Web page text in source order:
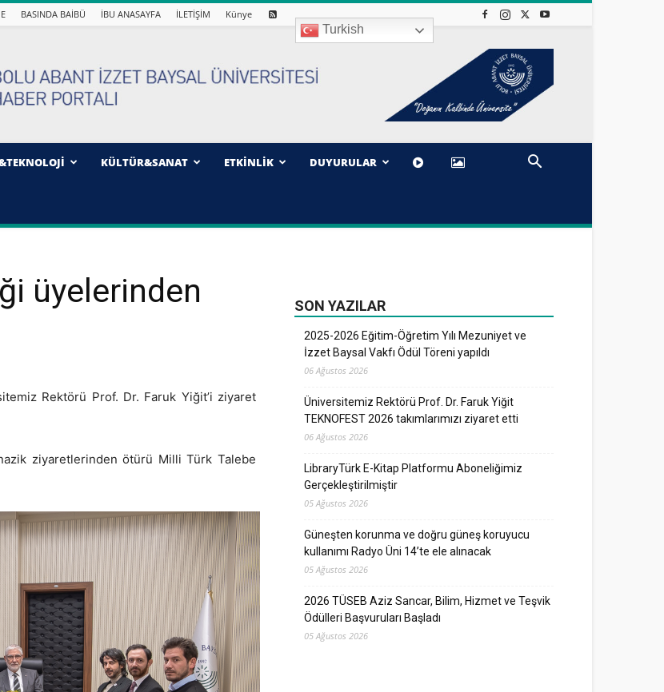
BASINDA BAİBÜ İBU ANASAYFA İLETİŞİM Künye
Turkish
KÜLTÜR&SANAT ETKİNLİK DUYURULAR
üyelerinden
Rektörü Prof. Dr. Faruk Yiğit’i ziyaret
ziyaretlerinden ötürü Milli Türk Talebe
SON YAZILAR
2025-2026 Eğitim-Öğretim Yılı Mezuniyet ve
İzzet Baysal Vakfı Ödül Töreni yapıldı
06 Ağustos 2026
Üniversitemiz Rektörü Prof. Dr. Faruk Yiğit
TEKNOFEST 2026 takımlarımızı ziyaret etti
06 Ağustos 2026
LibraryTürk E-Kitap Platformu Aboneliğimiz
Gerçekleştirilmiştir
05 Ağustos 2026
Güneşten korunma ve doğru güneş koruyucu
kullanımı Radyo Üni 14’te ele alınacak
05 Ağustos 2026
2026 TÜSEB Aziz Sancar, Bilim, Hizmet ve Teşvik
Ödülleri Başvuruları Başladı
05 Ağustos 2026